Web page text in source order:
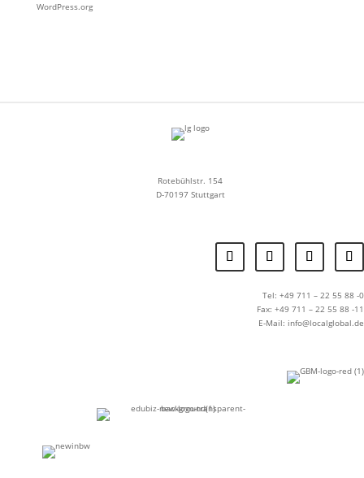
WordPress.org
Rotebühlstr. 154
D-70197 Stuttgart
Tel: +49 711 – 22 55 88 -0
Fax: +49 711 – 22 55 88 -11
E-Mail: info@localglobal.de